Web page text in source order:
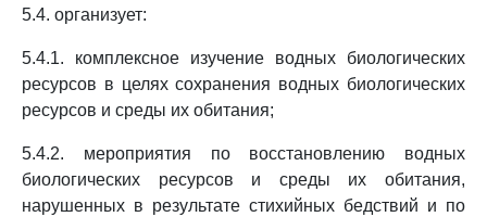
5.4. организует:
5.4.1. комплексное изучение водных биологических
ресурсов в целях сохранения водных биологических
ресурсов и среды их обитания;
5.4.2. мероприятия по восстановлению водных
биологических ресурсов и среды их обитания,
нарушенных в результате стихийных бедствий и по